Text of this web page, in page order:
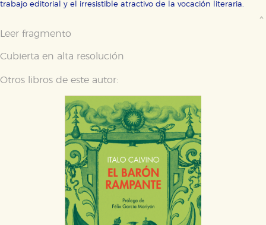
trabajo editorial y el irresistible atractivo de la vocación literaria.
Leer fragmento
Cubierta en alta resolución
Otros libros de este autor: